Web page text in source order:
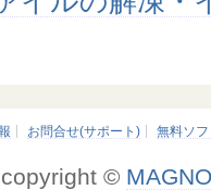
お問合せ(サポート) 無料ソフ
copyright ©